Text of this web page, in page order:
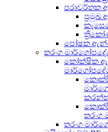
පරාවර්තක
ප්‍රමුඛ
පෝෂක
තරංග
කෝක්ෂික
තරංග
තරංග